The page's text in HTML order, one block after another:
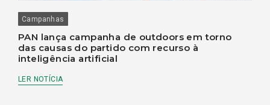
Campanhas
PAN lança campanha de outdoors em torno
das causas do partido com recurso à
inteligência artificial
LER NOTÍCIA